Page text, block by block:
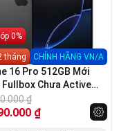
0%
tháng CHÍNH HÃNG VN/A
16 Pro 512GB Mới
Fullbox Chưa Active
Hãng VN/A)
₫
₫